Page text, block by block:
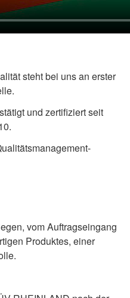
steht bei uns an erster
und zertifiziert seit
vom Auftragseingang
Produktes, einer